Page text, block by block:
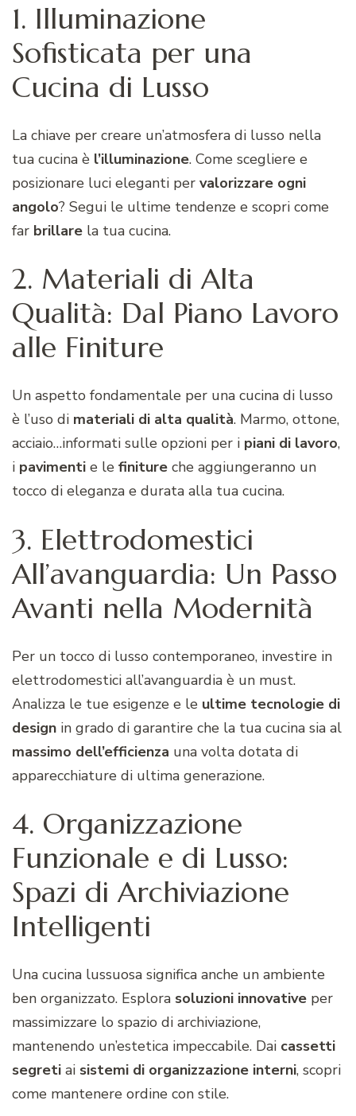
1. Illuminazione
Sofisticata per una
Cucina di Lusso
La chiave per creare un’atmosfera di lusso nella
tua cucina è l’illuminazione. Come scegliere e
posizionare luci eleganti per valorizzare ogni
angolo? Segui le ultime tendenze e scopri come
far brillare la tua cucina.
2. Materiali di Alta
Qualità: Dal Piano Lavoro
alle Finiture
Un aspetto fondamentale per una cucina di lusso
è l’uso di materiali di alta qualità. Marmo, ottone,
acciaio…informati sulle opzioni per i piani di lavoro,
i pavimenti e le finiture che aggiungeranno un
tocco di eleganza e durata alla tua cucina.
3. Elettrodomestici
All’avanguardia: Un Passo
Avanti nella Modernità
Per un tocco di lusso contemporaneo, investire in
elettrodomestici all’avanguardia è un must.
Analizza le tue esigenze e le ultime tecnologie di
design in grado di garantire che la tua cucina sia al
massimo dell’efficienza una volta dotata di
apparecchiature di ultima generazione.
4. Organizzazione
Funzionale e di Lusso:
Spazi di Archiviazione
Intelligenti
Una cucina lussuosa significa anche un ambiente
ben organizzato. Esplora soluzioni innovative per
massimizzare lo spazio di archiviazione,
mantenendo un’estetica impeccabile. Dai cassetti
segreti ai sistemi di organizzazione interni, scopri
come mantenere ordine con stile.